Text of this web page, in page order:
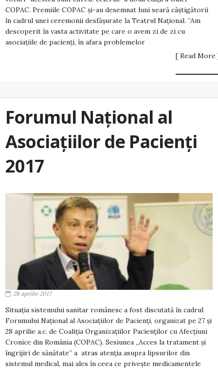
COPAC. Premiile COPAC și-au desemnat luni seară câștigătorii
în cadrul unei ceremonii desfășurate la Teatrul Național. ”Am
descoperit în vasta activitate pe care o avem zi de zi cu
asociațiile de pacienți, în afara problemelor
[ Read More
Forumul Național al
Asociațiilor de Pacienți
2017
28 aprilie 2017
Situaţia sistemului sanitar românesc a fost discutată în cadrul
Forumului Național al Asociațiilor de Pacienți, organizat pe 27 și
28 aprilie a.c. de Coaliţia Organizaţiilor Pacienţilor cu Afecţiuni
Cronice din România (COPAC). Sesiunea „Acces la tratament şi
îngrijiri de sănătate” a atras atenția asupra lipsurilor din
sistemul medical, mai ales în ceea ce privește medicamentele